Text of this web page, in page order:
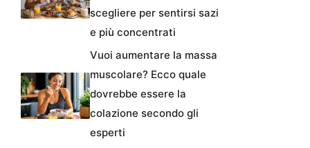
scegliere per sentirsi sazi
e più concentrati
Vuoi aumentare la massa
muscolare? Ecco quale
dovrebbe essere la
colazione secondo gli
esperti